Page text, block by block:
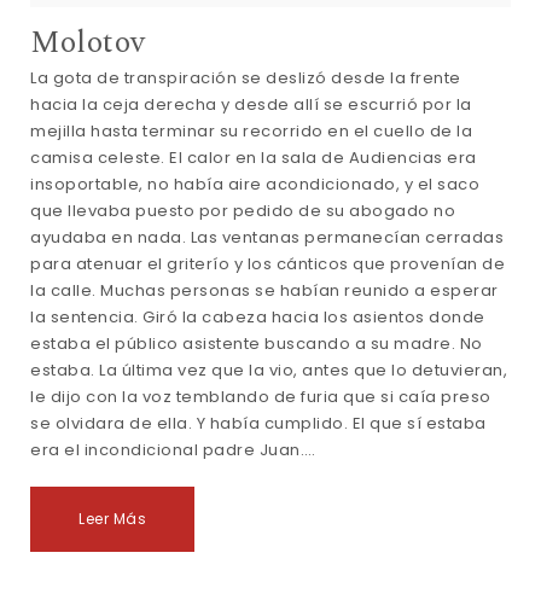
Molotov
La gota de transpiración se deslizó desde la frente
hacia la ceja derecha y desde allí se escurrió por la
mejilla hasta terminar su recorrido en el cuello de la
camisa celeste. El calor en la sala de Audiencias era
insoportable, no había aire acondicionado, y el saco
que llevaba puesto por pedido de su abogado no
ayudaba en nada. Las ventanas permanecían cerradas
para atenuar el griterío y los cánticos que provenían de
la calle. Muchas personas se habían reunido a esperar
la sentencia. Giró la cabeza hacia los asientos donde
estaba el público asistente buscando a su madre. No
estaba. La última vez que la vio, antes que lo detuvieran,
le dijo con la voz temblando de furia que si caía preso
se olvidara de ella. Y había cumplido. El que sí estaba
era el incondicional padre Juan.…
Leer Más